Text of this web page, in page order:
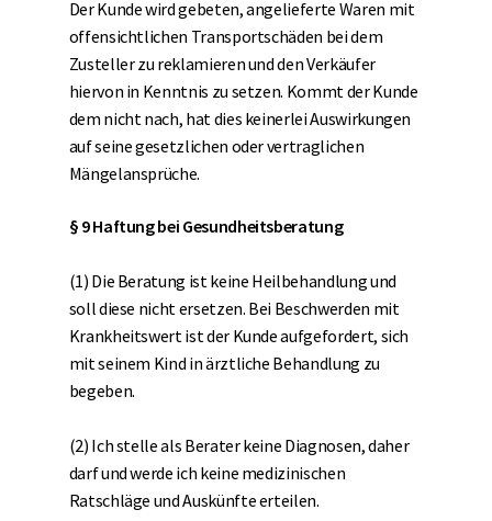
Der Kunde wird gebeten, angelieferte Waren mit
offensichtlichen Transportschäden bei dem
Zusteller zu reklamieren und den Verkäufer
hiervon in Kenntnis zu setzen. Kommt der Kunde
dem nicht nach, hat dies keinerlei Auswirkungen
auf seine gesetzlichen oder vertraglichen
Mängelansprüche.
§ 9 Haftung bei Gesundheitsberatung
(1) Die Beratung ist keine Heilbehandlung und
soll diese nicht ersetzen. Bei Beschwerden mit
Krankheitswert ist der Kunde aufgefordert, sich
mit seinem Kind in ärztliche Behandlung zu
begeben.
(2) Ich stelle als Berater keine Diagnosen, daher
darf und werde ich keine medizinischen
Ratschläge und Auskünfte erteilen.